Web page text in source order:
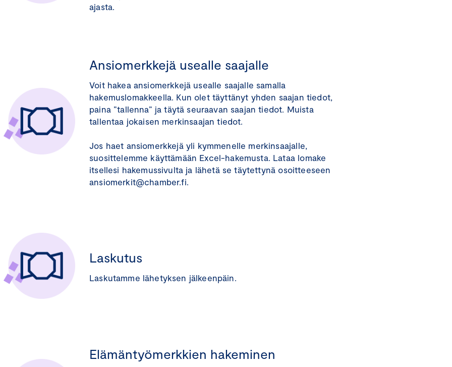
ajasta.
Ansiomerkkejä usealle saajalle
Voit hakea ansiomerkkejä usealle saajalle samalla
hakemuslomakkeella. Kun olet täyttänyt yhden saajan tiedot,
paina ”tallenna” ja täytä seuraavan saajan tiedot. Muista
tallentaa jokaisen merkinsaajan tiedot.
Jos haet ansiomerkkejä yli kymmenelle merkinsaajalle,
suosittelemme käyttämään Excel-hakemusta. Lataa lomake
itsellesi hakemussivulta ja lähetä se täytettynä osoitteeseen
ansiomerkit@chamber.fi.
Laskutus
Laskutamme lähetyksen jälkeenpäin.
Elämäntyömerkkien hakeminen